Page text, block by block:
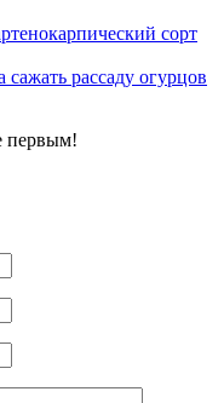
сорт
сажать рассаду огурцов
первым!